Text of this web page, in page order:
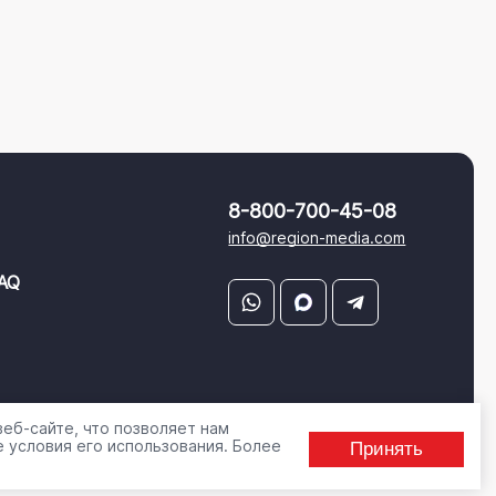
8-800-700-45-08
info@region-media.com
сайте, что позволяет нам
его использования. Более
Принять